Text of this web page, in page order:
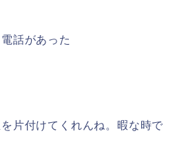
話があった
片付けてくれんね。暇な時で